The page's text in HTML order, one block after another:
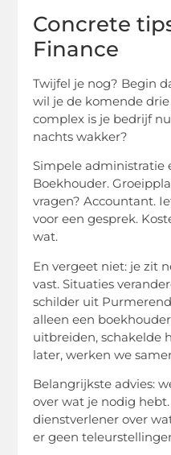
Concrete
Finance
Twijfel je nog? Begin
wil je de komende
complex is je bedrijf
nachts wakker?
Simpele administratie
Boekhouder.
vragen? Accountant.
voor een gesprek.
wat.
En vergeet niet: je zit
vast. Situaties
schilder uit
alleen een
uitbreiden, schakelde
later, werken we
Belangrijkste advies:
over wat je nodig
dienstverlener over
er geen